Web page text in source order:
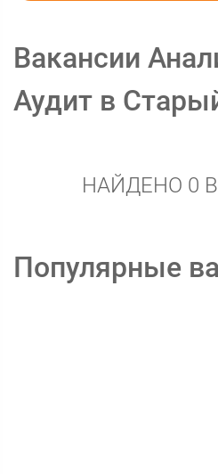
Вакансии
Аудит в
НАЙДЕНО 0
Популярные